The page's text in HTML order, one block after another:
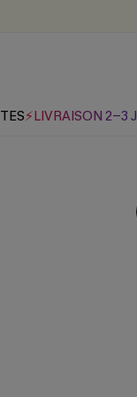
⚡LIVRAISON 2-3 J